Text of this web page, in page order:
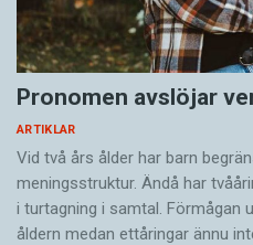
Pronomen avslöjar
ARTIKLAR
Vid två års ålder har barn
meningsstruktur. Ändå har
i turtagning i samtal. Förmågan
åldern medan ettåringar ännu